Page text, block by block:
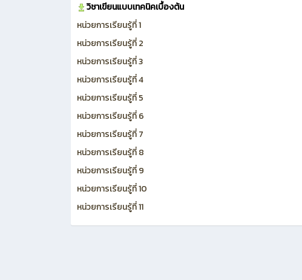
วิชาเขียนแบบเทคนิคเบื้องต้น
หน่วยการเรียนรู้ที่ 1
หน่วยการเรียนรู้ที่ 2
หน่วยการเรียนรู้ที่ 3
หน่วยการเรียนรู้ที่ 4
หน่วยการเรียนรู้ที่ 5
หน่วยการเรียนรู้ที่ 6
หน่วยการเรียนรู้ที่ 7
หน่วยการเรียนรู้ที่ 8
หน่วยการเรียนรู้ที่ 9
หน่วยการเรียนรู้ที่ 10
หน่วยการเรียนรู้ที่ 11